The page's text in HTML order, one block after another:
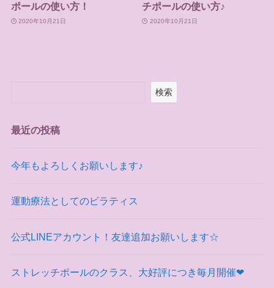
ポールの使い方！
2020年10月21日
チポールの使い方♪
2020年10月21日
検索
最近の投稿
今年もよろしくお願いします♪
運動療法としてのピラティス
公式LINEアカウント！友達追加お願いします☆
ストレッチポールのクラス、大好評につき毎月開催❤